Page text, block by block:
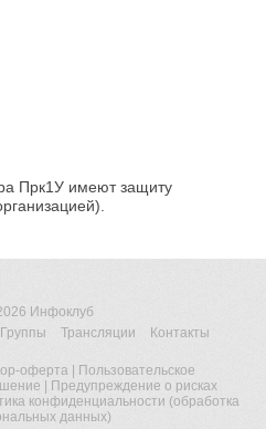
Прк1У имеют защиту
Инфоклуб
Группы Трансляции Контакты
оферта|
Пользовательское
Предупреждение о рисках
конфиденциальности (обработка
данных)